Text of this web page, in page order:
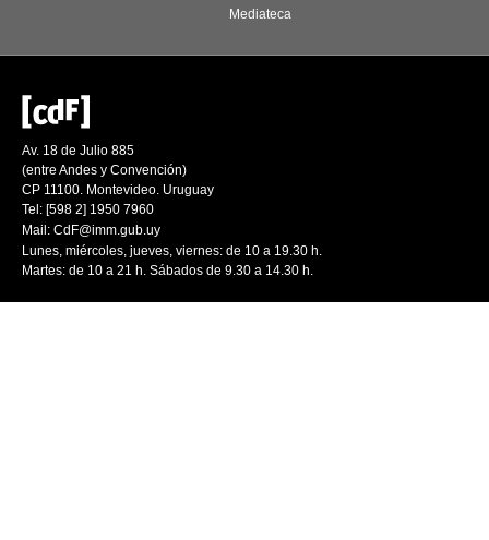
Mediateca
Av. 18 de Julio 885
(entre Andes y Convención)
CP 11100. Montevideo. Uruguay
Tel: [598 2] 1950 7960
Mail: CdF@imm.gub.uy
Lunes, miércoles, jueves, viernes: de 10 a 19.30 h.
Martes: de 10 a 21 h. Sábados de 9.30 a 14.30 h.